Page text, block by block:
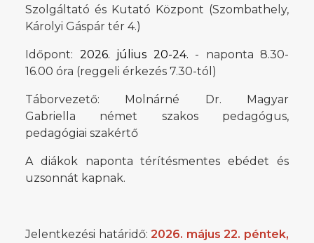
Szolgáltató és Kutató Központ (Szombathely,
Károlyi Gáspár tér 4.)
Időpont: 2026. július 20-24. - naponta 8.30-
16.00 óra (reggeli érkezés 7.30-tól)
Táborvezető: Molnárné Dr. Magyar
Gabriella német szakos pedagógus,
pedagógiai szakértő
A diákok naponta térítésmentes ebédet és
uzsonnát kapnak.
Jelentkezési határidő:2026. május 22. péntek,